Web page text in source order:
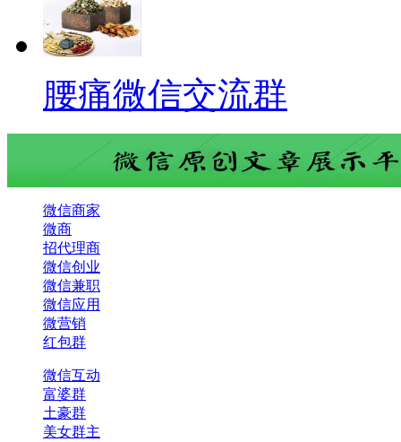
腰痛微信交流群
微信商家
微商
招代理商
微信创业
微信兼职
微信应用
微营销
红包群
微信互动
富婆群
土豪群
美女群主